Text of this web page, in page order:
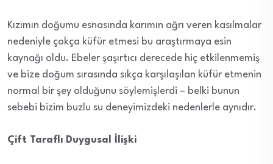
Kızımın doğumu esnasında karımın ağrı veren kasılmalar
nedeniyle çokça küfür etmesi bu araştırmaya esin
kaynağı oldu. Ebeler şaşırtıcı derecede hiç etkilenmemiş
ve bize doğum sırasında sıkça karşılaşılan küfür etmenin
normal bir şey olduğunu söylemişlerdi – belki bunun
sebebi bizim buzlu su deneyimizdeki nedenlerle aynıdır.
Çift Taraflı Duygusal İlişki